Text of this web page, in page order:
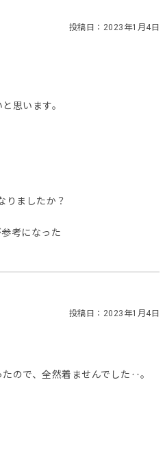
投稿日：2023年1月4日
思います。
りましたか？
参考になった
投稿日：2023年1月4日
ので、全然着ませんでした‥。